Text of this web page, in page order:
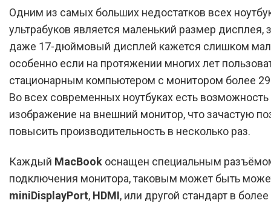
Как правильно настроить
внешний монитор для
MacBook
Одним из самых больших недостатков всех
ультрабуков является маленький размер дисплея,
даже 17-дюймовый дисплей кажется слишком
особенно если на протяжении многих лет
стационарным компьютером с монитором более
Во всех современных ноутбуках есть
изображение на внешний монитор, что зачастую
повысить производительность в несколько раз.
Каждый MacBook оснащен специальным
подключения монитора, таковым может быть
miniDisplayPort, HDMI, или другой стандарт в